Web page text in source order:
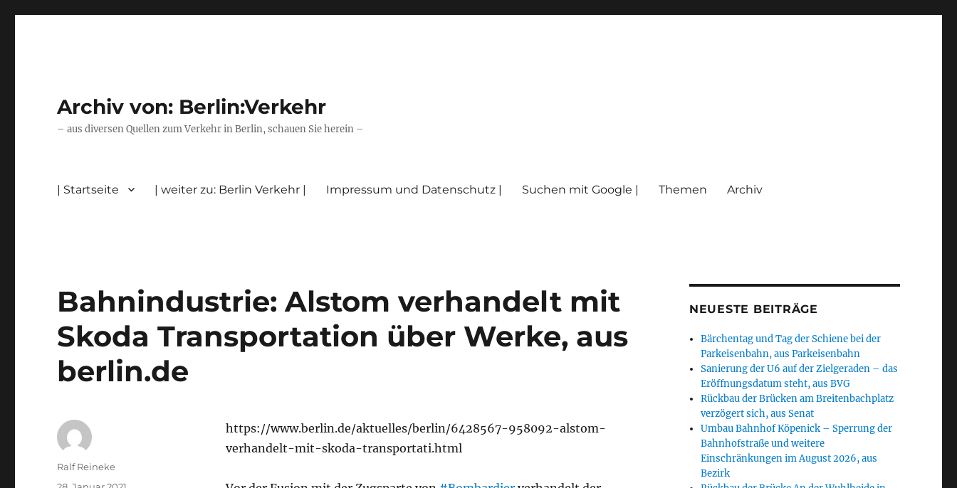
Archiv von: Berlin:Verkehr
– aus diversen Quellen zum Verkehr in Berlin, schauen Sie herein –
| Startseite | weiter zu: Berlin Verkehr | Impressum und Datenschutz | Suchen mit Google | Themen Archiv
Bahnindustrie: Alstom verhandelt mit
Skoda Transportation über Werke, aus
berlin.de
https://www.berlin.de/aktuelles/berlin/6428567-958092-alstom-
verhandelt-mit-skoda-transportati.html
Autor
Ralf Reineke
NEUESTE BEITRÄGE
Bärchentag und Tag der Schiene bei der
Parkeisenbahn, aus Parkeisenbahn
Sanierung der U6 auf der Zielgeraden – das
Eröffnungsdatum steht, aus BVG
Rückbau der Brücken am Breitenbachplatz
verzögert sich, aus Senat
Umbau Bahnhof Köpenick – Sperrung der
Bahnhofstraße und weitere
Einschränkungen im August 2026, aus
Bezirk